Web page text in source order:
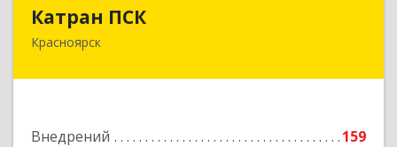
Катран ПСК
Красноярск
Внедрений
159
660022, Красноярский край, Красноярск г,